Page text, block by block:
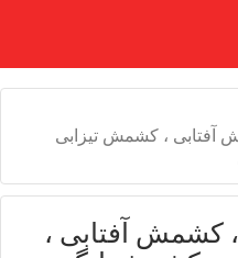
، کشمش تیزابی
آفتابی ،